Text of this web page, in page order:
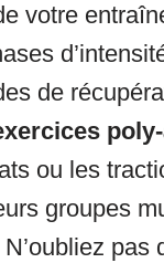
votre
de
ou les
groupes
pas